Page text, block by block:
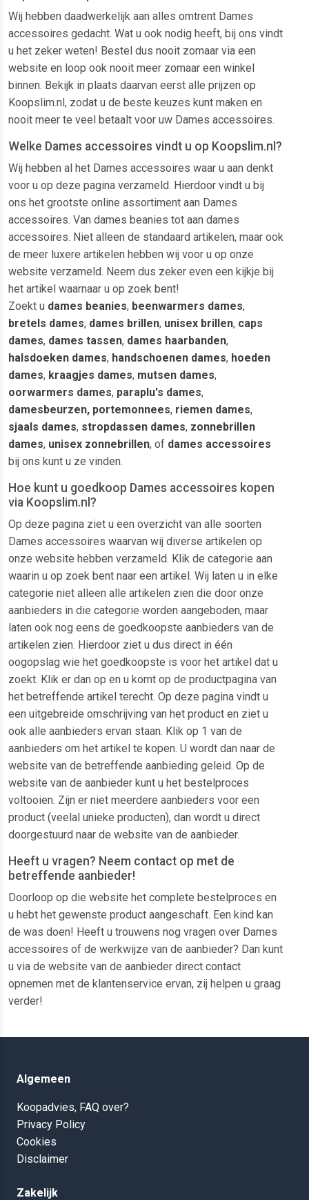
Wij hebben daadwerkelijk aan alles omtrent Dames
accessoires gedacht. Wat u ook nodig heeft, bij ons vindt
u het zeker weten! Bestel dus nooit zomaar via een
website en loop ook nooit meer zomaar een winkel
binnen. Bekijk in plaats daarvan eerst alle prijzen op
Koopslim.nl, zodat u de beste keuzes kunt maken en
nooit meer te veel betaalt voor uw Dames accessoires.
Welke Dames accessoires vindt u op Koopslim.nl?
Wij hebben al het Dames accessoires waar u aan denkt
voor u op deze pagina verzameld. Hierdoor vindt u bij
ons het grootste online assortiment aan Dames
accessoires. Van dames beanies tot aan dames
accessoires. Niet alleen de standaard artikelen, maar ook
de meer luxere artikelen hebben wij voor u op onze
website verzameld. Neem dus zeker even een kijkje bij
het artikel waarnaar u op zoek bent!
Zoekt u dames beanies, beenwarmers dames,
bretels dames, dames brillen, unisex brillen, caps
dames, dames tassen, dames haarbanden,
halsdoeken dames, handschoenen dames, hoeden
dames, kraagjes dames, mutsen dames,
oorwarmers dames, paraplu's dames,
damesbeurzen, portemonnees, riemen dames,
sjaals dames, stropdassen dames, zonnebrillen
dames, unisex zonnebrillen, of dames accessoires
bij ons kunt u ze vinden.
Hoe kunt u goedkoop Dames accessoires kopen
via Koopslim.nl?
Op deze pagina ziet u een overzicht van alle soorten
Dames accessoires waarvan wij diverse artikelen op
onze website hebben verzameld. Klik de categorie aan
waarin u op zoek bent naar een artikel. Wij laten u in elke
categorie niet alleen alle artikelen zien die door onze
aanbieders in die categorie worden aangeboden, maar
laten ook nog eens de goedkoopste aanbieders van de
artikelen zien. Hierdoor ziet u dus direct in één
oogopslag wie het goedkoopste is voor het artikel dat u
zoekt. Klik er dan op en u komt op de productpagina van
het betreffende artikel terecht. Op deze pagina vindt u
een uitgebreide omschrijving van het product en ziet u
ook alle aanbieders ervan staan. Klik op 1 van de
aanbieders om het artikel te kopen. U wordt dan naar de
website van de betreffende aanbieding geleid. Op de
website van de aanbieder kunt u het bestelproces
voltooien. Zijn er niet meerdere aanbieders voor een
product (veelal unieke producten), dan wordt u direct
doorgestuurd naar de website van de aanbieder.
Heeft u vragen? Neem contact op met de
betreffende aanbieder!
Doorloop op die website het complete bestelproces en
u hebt het gewenste product aangeschaft. Een kind kan
de was doen! Heeft u trouwens nog vragen over Dames
accessoires of de werkwijze van de aanbieder? Dan kunt
u via de website van de aanbieder direct contact
opnemen met de klantenservice ervan, zij helpen u graag
verder!
Algemeen
Koopadvies, FAQ over?
Privacy Policy
Cookies
Disclaimer
Zakelijk